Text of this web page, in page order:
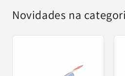
Novidades na